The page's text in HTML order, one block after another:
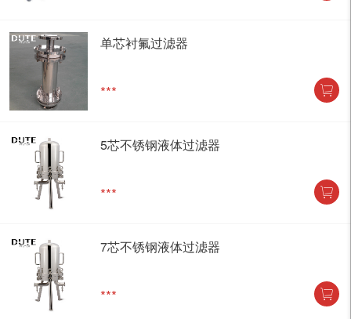
单芯衬氟过滤器
***
5芯不锈钢液体过滤器
***
7芯不锈钢液体过滤器
***